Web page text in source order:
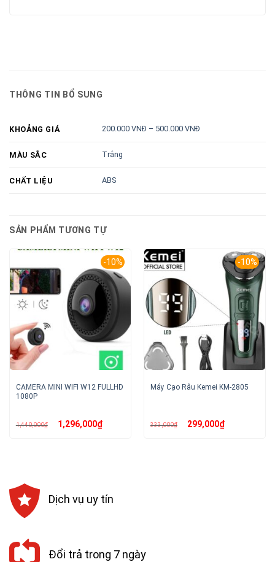
THÔNG TIN BỔ SUNG
KHOẢNG GIÁ 200.000 VNĐ – 500.000 VNĐ
MÀU SẮC Trắng
CHẤT LIỆU ABS
SẢN PHẨM TƯƠNG TỰ
-10%
CAMERA MINI WIFI W12 FULLHD
1080P
1,440,000₫ Giá
gốc1,296,000₫Giá
-10%
Máy Cạo Râu Kemei KM-2805
333,000₫ Giá
gốc299,000₫Giá
Dịch vụ uy tín
Đổi trả trong 7 ngày